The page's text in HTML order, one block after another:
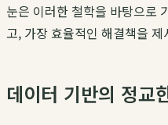
눈은 이러한 철학을 바탕으로
고, 가장 효율적인 해결책을 제
데이터 기반의 정교